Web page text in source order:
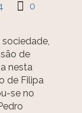
0
de
nesta
de Filipa
se no